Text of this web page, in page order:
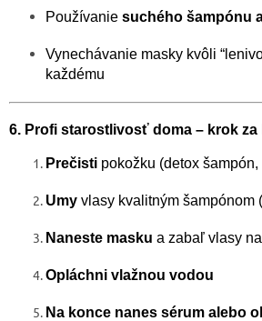
Používanie suchého šampónu
Vynechávanie masky kvôli
každému
6. Profi starostlivosť doma – krok za
Prečisti pokožku (detox šampón,
Umy vlasy kvalitným šampónom
Naneste masku a zabaľ vlasy
Opláchni vlažnou vodou
Na konce nanes sérum alebo